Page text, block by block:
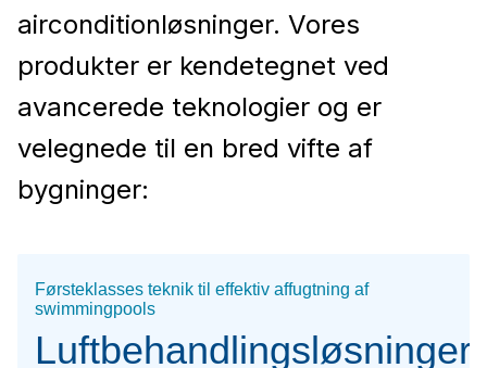
airconditionløsninger. Vores
produkter er kendetegnet ved
avancerede teknologier og er
velegnede til en bred vifte af
bygninger:
Luftbehandlingsløsninger
Førsteklasses teknik til effektiv affugtning af
swimmingpools